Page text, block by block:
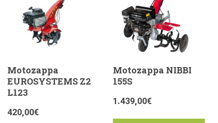
Motozappa
EUROSYSTEMS Z2
L123
420,00€
Motozappa NIBBI
155S
1.439,00€